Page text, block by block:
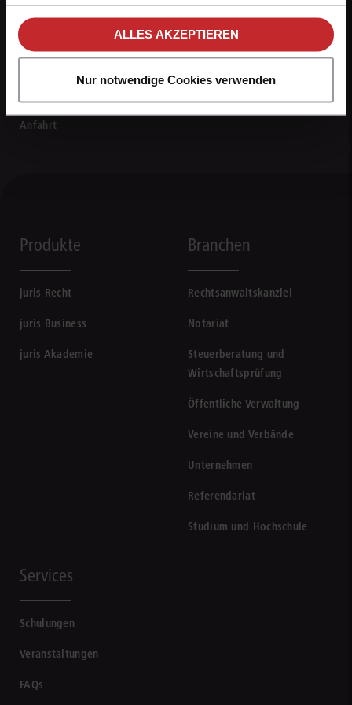
unserenHinweisen zum Datenschutz.
ALLES AKZEPTIEREN
Nur notwendige Cookies verwenden
0681 5866-4422
Mo - Fr von 8 bis 18 Uhr
Anfahrt
Produkte
juris Recht
juris Business
juris Akademie
Branchen
Rechtsanwaltskanzlei
Notariat
Steuerberatung und
Wirtschaftsprüfung
Öffentliche Verwaltung
Vereine und Verbände
Unternehmen
Referendariat
Studium und Hochschule
Services
Schulungen
Veranstaltungen
FAQs